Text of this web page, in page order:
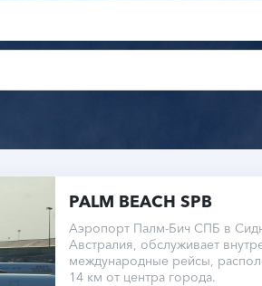
PALM BEACH SPB
Аэропорт Палм-Бич СПБ в
Австралия, обслуживает
международные рейсы,
14 км от центра города.